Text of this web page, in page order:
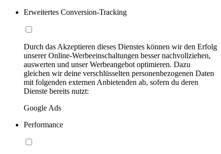
Erweitertes Conversion-Tracking
Durch das Akzeptieren dieses Dienstes können wir den Erfolg
unserer Online-Werbeeinschaltungen besser nachvollziehen,
auswerten und unser Werbeangebot optimieren. Dazu
gleichen wir deine verschlüsselten personenbezogenen Daten
mit folgenden externen Anbietenden ab, sofern du deren
Dienste bereits nutzt:
Google Ads
Performance